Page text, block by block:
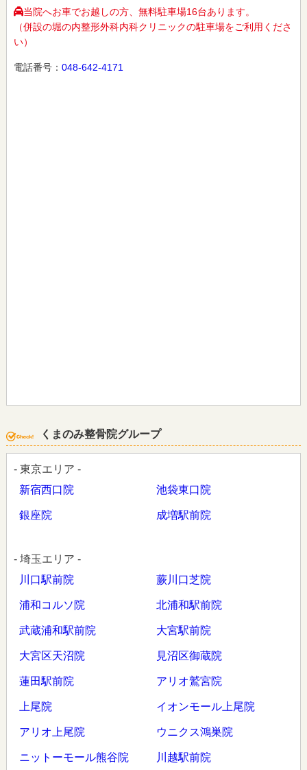
当院へお車でお越しの方、無料駐車場16台あります。
（併設の堀の内整形外科内科クリニックの駐車場をご利用くださ
い）
電話番号： 048-642-4171
くまのみ整骨院グループ
- 東京エリア -
新宿西口院
池袋東口院
銀座院 成増駅前院
- 埼玉エリア -
川口駅前院
蕨川口芝院
浦和コルソ院 北浦和駅前院
武蔵浦和駅前院 大宮駅前院
大宮区天沼院 見沼区御蔵院
蓮田駅前院 アリオ鷲宮院
上尾院 イオンモール上尾院
アリオ上尾院 ウニクス鴻巣院
ニットーモール熊谷院 川越駅前院